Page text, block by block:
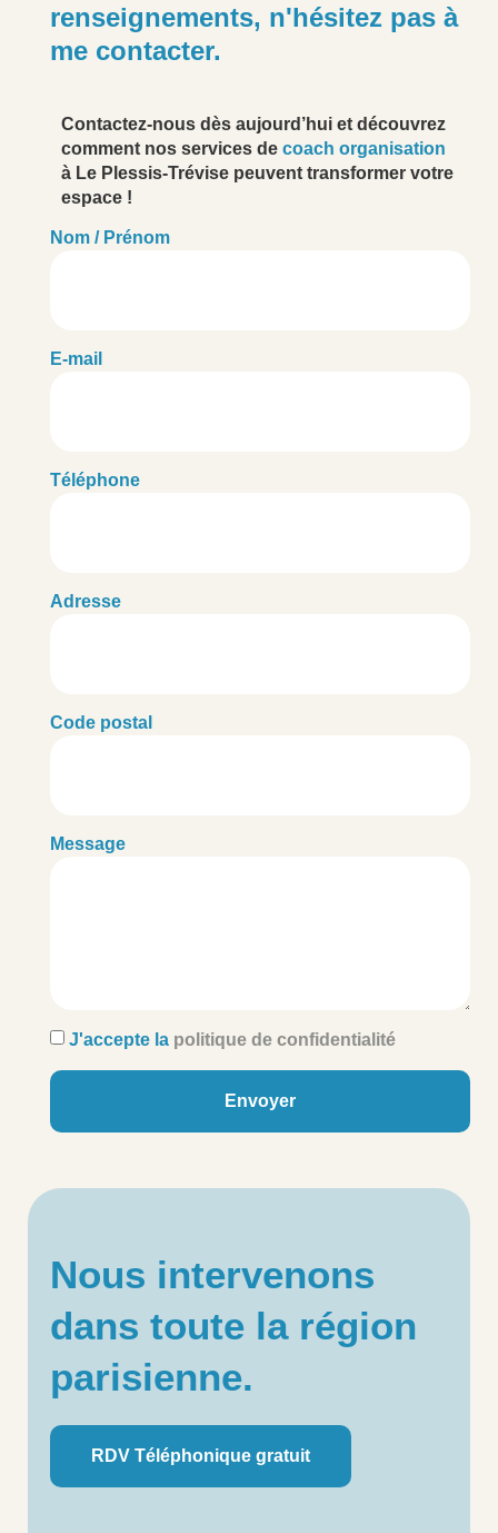
renseignements, n'hésitez pas à
me contacter.
Contactez-nous dès aujourd’hui et découvrez
comment nos services de coach organisation
à Le Plessis-Trévise peuvent transformer votre
espace !
Nom / Prénom
E-mail
Téléphone
Adresse
Code postal
Message
J'accepte la politique de confidentialité
Envoyer
Nous intervenons
dans toute la région
parisienne.
RDV Téléphonique gratuit